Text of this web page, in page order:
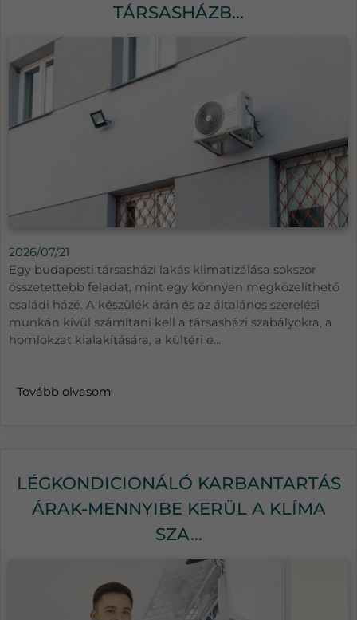
TÁRSASHÁZB...
2026/07/21
Egy budapesti társasházi lakás klimatizálása sokszor
összetettebb feladat, mint egy könnyen megközelíthető
családi házé. A készülék árán és az általános szerelési
munkán kívül számítani kell a társasházi szabályokra, a
homlokzat kialakítására, a kültéri e...
Tovább olvasom
LÉGKONDICIONÁLÓ KARBANTARTÁS
ÁRAK-MENNYIBE KERÜL A KLÍMA
SZA...